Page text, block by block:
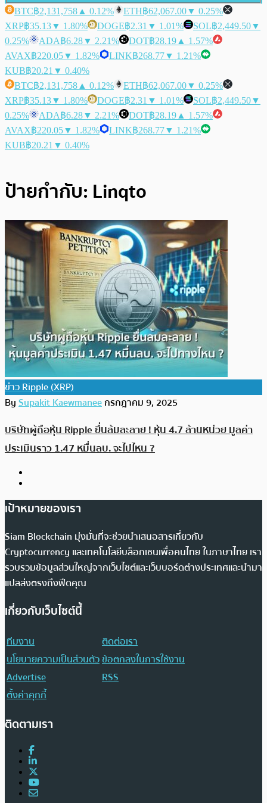
BTC฿2,131,758 ▲ 0.12% ETH฿62,067.00▼ 0.25%
XRP฿35.13▼ 1.80% DOGE฿2.31 ▼ 1.01% SOL฿2,449.50▼
0.25%
ADA฿6.28▼ 2.21% DOT฿28.19 ▲ 1.57%
AVAX฿220.05▼ 1.82% LINK฿268.77▼ 1.21%
KUB฿20.21 ▼ 0.40%
BTC฿2,131,758 ▲ 0.12% ETH฿62,067.00▼ 0.25%
XRP฿35.13▼ 1.80% DOGE฿2.31 ▼ 1.01% SOL฿2,449.50▼
0.25%
ADA฿6.28▼ 2.21% DOT฿28.19 ▲ 1.57%
AVAX฿220.05▼ 1.82% LINK฿268.77▼ 1.21%
KUB฿20.21 ▼ 0.40%
ป้ายกำกับ: Linqto
ข่าว Ripple (XRP)
BySupakit Kaewmaneeกรกฎาคม 9, 2025
บริษัทผู้ถือหุ้น Ripple ยื่นล้มละลาย ! หุ้น 4.7 ล้านหน่วย มูลค่า
ประเมินราว 1.47 หมื่นลบ. จะไปไหน ?
เป้าหมายของเรา
Siam Blockchain มุ่งมั่นที่จะช่วยนำเสนอสารเกี่ยวกับ
Cryptocurrency และเทคโนโลยีบล็อกเชนเพื่อคนไทย ในภาษาไทย เรา
รวบรวมข้อมูลส่วนใหญ่จากเว็บไซต์และเว็บบอร์ดต่างประเทศและนำมา
แปลส่งตรงถึงฟีดคุณ
เกี่ยวกับเว็บไซต์นี้
ทีมงาน
ติดต่อเรา
นโยบายความเป็นส่วนตัวข้อตกลงในการใช้งาน
Advertise
RSS
ตั้งค่าคุกกี้
ติดตามเรา